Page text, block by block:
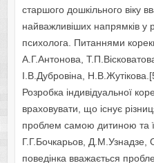
старшого дошкільного віку
найважливіших напрямків у
психолога. Питаннями
А.Г.Антонова,
І.В.Дубровіна,
Розробка індивідуальної
враховувати, що існує
проблем самою дитиною та
Г.Г.Бочкарьов,
поведінка вважається